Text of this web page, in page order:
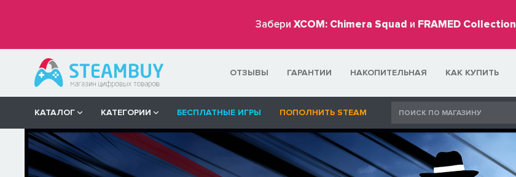
Забери XCOM: Chimera Squad и FRAMED Collection
ОТЗЫВЫ ГАРАНТИИ НАКОПИТЕЛЬНАЯ КАК КУПИТЬ
КАТАЛОГ КАТЕГОРИИ БЕСПЛАТНЫЕ ИГРЫ ПОПОЛНИТЬ STEAM